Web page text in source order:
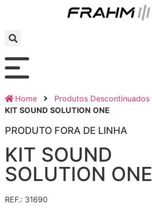
Home
Produtos Descontinuados
KIT SOUND SOLUTION ONE
PRODUTO FORA DE LINHA
KIT SOUND
SOLUTION ONE
REF.: 31690